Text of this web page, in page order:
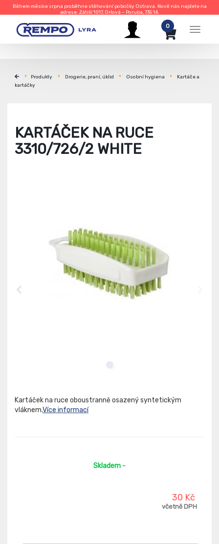
Během měsíce srpna proběhne stěhování pobočky Ostrava. Nově nás najdete na
adrese: Zátiší 1017, Orlová – Poruba, 735 14.
Menu
0
Produkty Drogerie, praní, úklid Osobní hygiena
Kartáče a
kartáčky
KARTÁČEK NA RUCE
3310/726/2 WHITE
Kartáček na ruce oboustranně osazený syntetickým
vláknem.Více informací
Skladem -
30 Kč
včetně DPH